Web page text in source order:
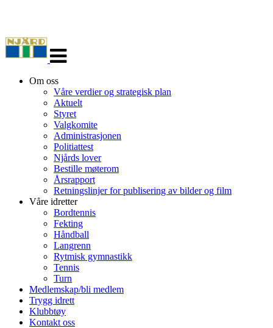
navigasjon
Om oss
Våre verdier og strategisk plan
Aktuelt
Styret
Valgkomite
Administrasjonen
Politiattest
Njårds lover
Bestille møterom
Årsrapport
Retningslinjer for publisering av bilder og film
Våre idretter
Bordtennis
Fekting
Håndball
Langrenn
Rytmisk gymnastikk
Tennis
Turn
Medlemskap/bli medlem
Trygg idrett
Klubbtøy
Kontakt oss